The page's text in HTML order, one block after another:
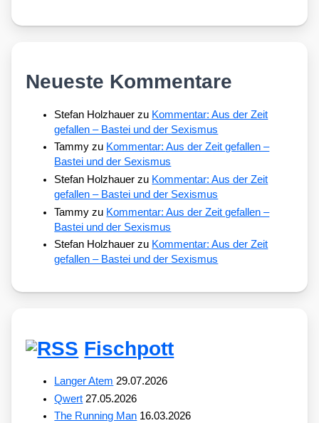
Neueste Kommentare
Stefan Holzhauer zu Kommentar: Aus der Zeit
gefallen – Bastei und der Sexismus
Tammy zu Kommentar: Aus der Zeit gefallen –
Bastei und der Sexismus
Stefan Holzhauer zu Kommentar: Aus der Zeit
gefallen – Bastei und der Sexismus
Tammy zu Kommentar: Aus der Zeit gefallen –
Bastei und der Sexismus
Stefan Holzhauer zu Kommentar: Aus der Zeit
gefallen – Bastei und der Sexismus
Fischpott
Langer Atem 29.07.2026
Qwert 27.05.2026
The Running Man 16.03.2026